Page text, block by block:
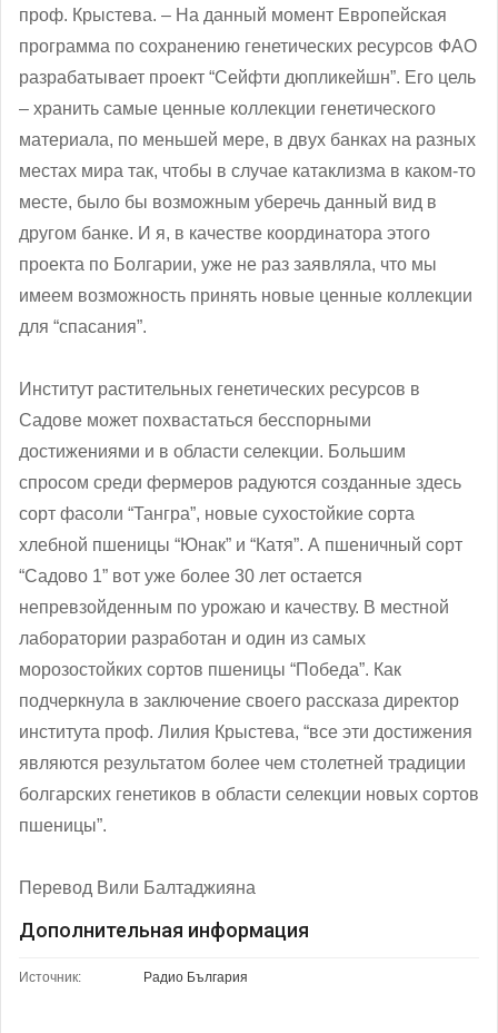
проф. Крыстева. – На данный момент Европейская
программа по сохранению генетических ресурсов ФАО
разрабатывает проект “Сейфти дюпликейшн”. Его цель
– хранить самые ценные коллекции генетического
материала, по меньшей мере, в двух банках на разных
местах мира так, чтобы в случае катаклизма в каком-то
месте, было бы возможным уберечь данный вид в
другом банке. И я, в качестве координатора этого
проекта по Болгарии, уже не раз заявляла, что мы
имеем возможность принять новые ценные коллекции
для “спасания”.
Институт растительных генетических ресурсов в
Садове может похвастаться бесспорными
достижениями и в области селекции. Большим
спросом среди фермеров радуются созданные здесь
сорт фасоли “Тангра”, новые сухостойкие сорта
хлебной пшеницы “Юнак” и “Катя”. А пшеничный сорт
“Садово 1” вот уже более 30 лет остается
непревзойденным по урожаю и качеству. В местной
лаборатории разработан и один из самых
морозостойких сортов пшеницы “Победа”. Как
подчеркнула в заключение своего рассказа директор
института проф. Лилия Крыстева, “все эти достижения
являются результатом более чем столетней традиции
болгарских генетиков в области селекции новых сортов
пшеницы”.
Перевод Вили Балтаджияна
Дополнительная информация
Источник: Радио България